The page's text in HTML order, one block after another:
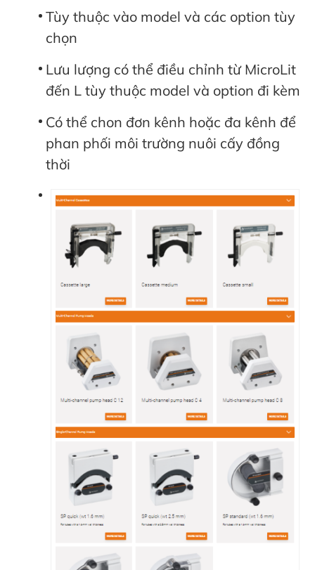
Tùy thuộc vào model và các option tùy
chọn
Lưu lượng có thể điều chỉnh từ MicroLit
đến L tùy thuộc model và option đi kèm
Có thể chon đơn kênh hoặc đa kênh để
phan phối môi trường nuôi cấy đồng
thời